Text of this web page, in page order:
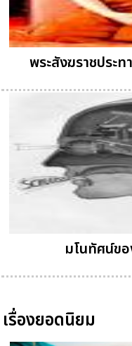
พระสังฆราชประ
มโนทัศน์ข
เรื่องยอดนิยม